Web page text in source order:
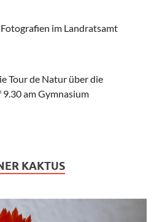
im Landratsamt
Tour de Natur über die
am Gymnasium
KAKTUS